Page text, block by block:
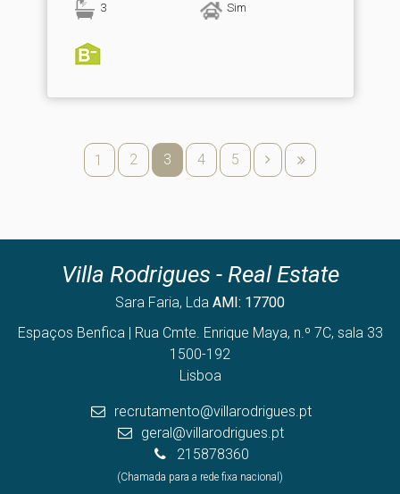
3 Sim
1 2 3 4 5
Villa Rodrigues - Real Estate
Sara Faria, Lda AMI: 17700
Espaços Benfica | Rua Cmte. Enrique Maya, n.º 7C, sala 33
1500-192
Lisboa
recrutamento@villarodrigues.pt
geral@villarodrigues.pt
215878360
(Chamada para a rede fixa nacional)